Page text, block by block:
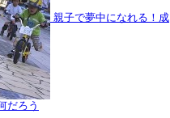
親子で夢中になれる！成
だろう